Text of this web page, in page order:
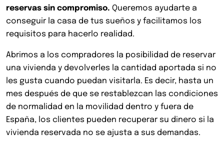
reservas sin compromiso. Queremos ayudarte a
conseguir la casa de tus sueños y facilitamos los
requisitos para hacerlo realidad.
Abrimos a los compradores la posibilidad de reservar
una vivienda y devolverles la cantidad aportada si no
les gusta cuando puedan visitarla. Es decir, hasta un
mes después de que se restablezcan las condiciones
de normalidad en la movilidad dentro y fuera de
España, los clientes pueden recuperar su dinero si la
vivienda reservada no se ajusta a sus demandas.